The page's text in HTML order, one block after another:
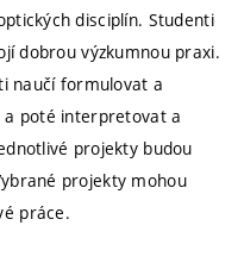
disciplín. Studenti
dobrou výzkumnou praxi.
naučí formulovat a
poté interpretovat a
projekty budou
projekty mohou
práce.